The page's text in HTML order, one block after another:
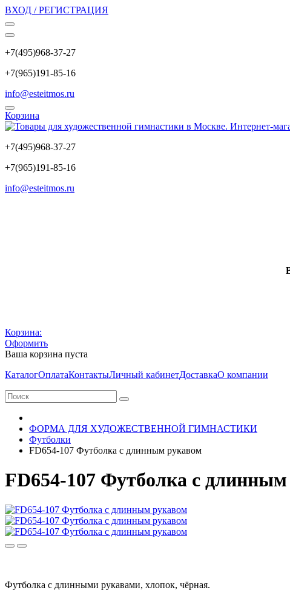
ВХОД / РЕГИСТРАЦИЯ
+7(495)968-37-27
+7(965)191-85-16
info@esteitmos.ru
Корзина
+7(495)968-37-27
+7(965)191-85-16
info@esteitmos.ru
Корзина:
Оформить
Ваша корзина пуста
КаталогОплатаКонтактыЛичный кабинетДоставкаО компании
ФОРМА ДЛЯ ХУДОЖЕСТВЕННОЙ ГИМНАСТИКИ
Футболки
FD654-107 Футболка с длинным рукавом
FD654-107 Футболка с
Футболка с длинными рукавами, хлопок, чёрная.